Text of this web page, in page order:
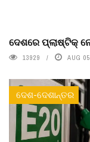
ଦେଶରେ ପ୍ଲାଷ୍ଟିକ୍
13929 AUG
ଦେଶ-ଦେଶାନ୍ତର